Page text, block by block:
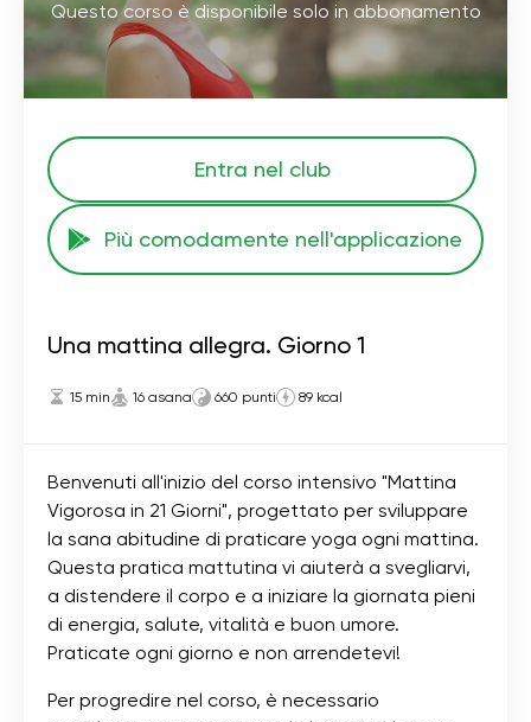
Questo corso è disponibile solo in abbonamento
Entra nel club
Più comodamente nell'applicazione
Una mattina allegra. Giorno 1
15 min 16 asana 660 punti 89 kcal
Benvenuti all'inizio del corso intensivo "Mattina
Vigorosa in 21 Giorni", progettato per sviluppare
la sana abitudine di praticare yoga ogni mattina.
Questa pratica mattutina vi aiuterà a svegliarvi,
a distendere il corpo e a iniziare la giornata pieni
di energia, salute, vitalità e buon umore.
Praticate ogni giorno e non arrendetevi!
Per progredire nel corso, è necessario